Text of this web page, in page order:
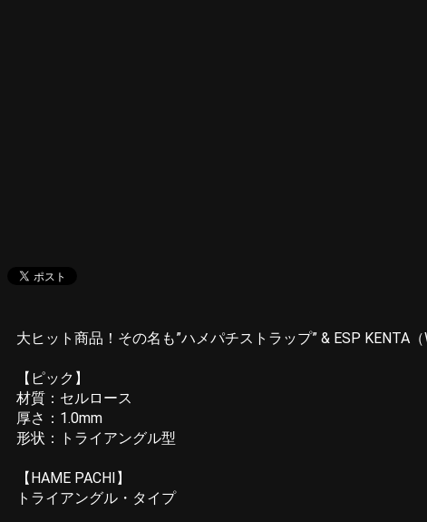
大ヒット商品！その名も”ハメパチストラップ” & ESP KENTA
【ピック】
材質：セルロース
厚さ：1.0mm
形状：トライアングル型
【HAME PACHI】
トライアングル・タイプ